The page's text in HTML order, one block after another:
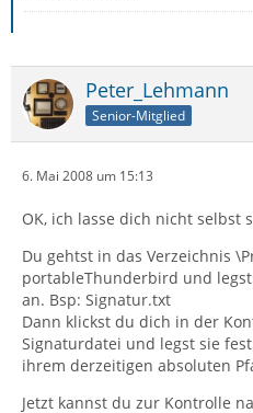
Peter_Lehmann
Senior-Mitglied
6. Mai 2008 um 15:13
OK, ich lasse dich nicht selbst
Du gehtst in das Verzeichnis
portableThunderbird und
an. Bsp: Signatur.txt
Dann klickst du dich in der
Signaturdatei und legst sie
ihrem derzeitigen absoluten
Jetzt kannst du zur Kontrolle